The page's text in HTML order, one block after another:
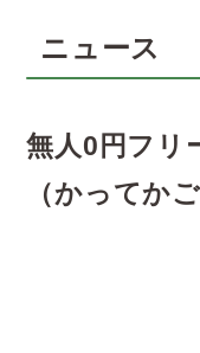
ニュース
無人0円フリ
（かってかご